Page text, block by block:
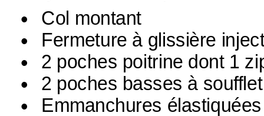
Col montant
Fermeture à glissière
2 poches poitrine dont 1
2 poches basses à
Emmanchures élastiquées